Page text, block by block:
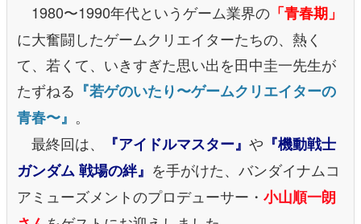
1980〜1990年代というゲーム業界の 「青春期」
に大奮闘したゲームクリエイターたちの、熱く
て、若くて、いきすぎた思い出を田中圭一先生が
たずねる 『若ゲのいたり〜ゲームクリエイターの
青春〜』 。
最終回は、
『アイドルマスター』 や 『機動戦士
ガンダム 戦場の絆』 を手がけた、バンダイナムコ
アミューズメントのプロデューサー・ 小山順一朗